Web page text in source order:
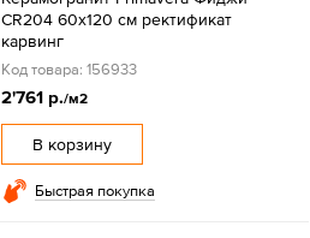
CR204 60x120 см ректификат
карвинг
Код товара: 156933
2'761 р./м2
В корзину
Быстрая покупка